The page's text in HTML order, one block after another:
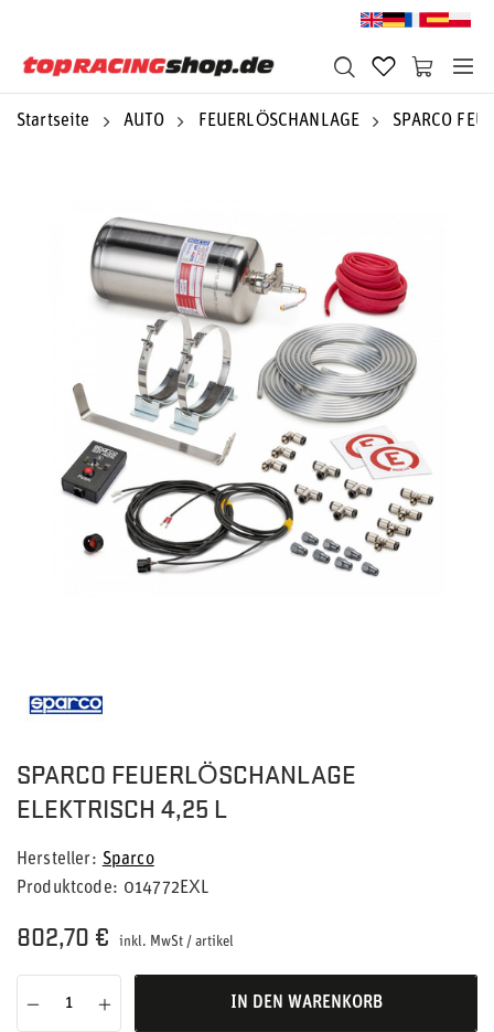
Startseite AUTO FEUERLÖSCHANLAGE SPARCO
SPARCO FEUERLÖSCHANLAGE
ELEKTRISCH 4,25 L
Hersteller
Sparco
Produktcode
014772EXL
802,70 € inkl. MwSt / artikel
IN DEN WARENKORB